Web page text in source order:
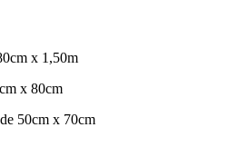
x 1,50m
x 80cm
50cm x 70cm